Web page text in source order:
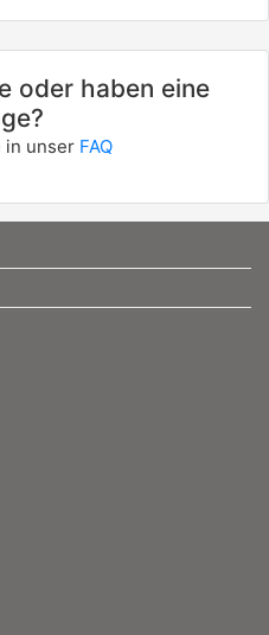
oder haben eine
in unser FAQ